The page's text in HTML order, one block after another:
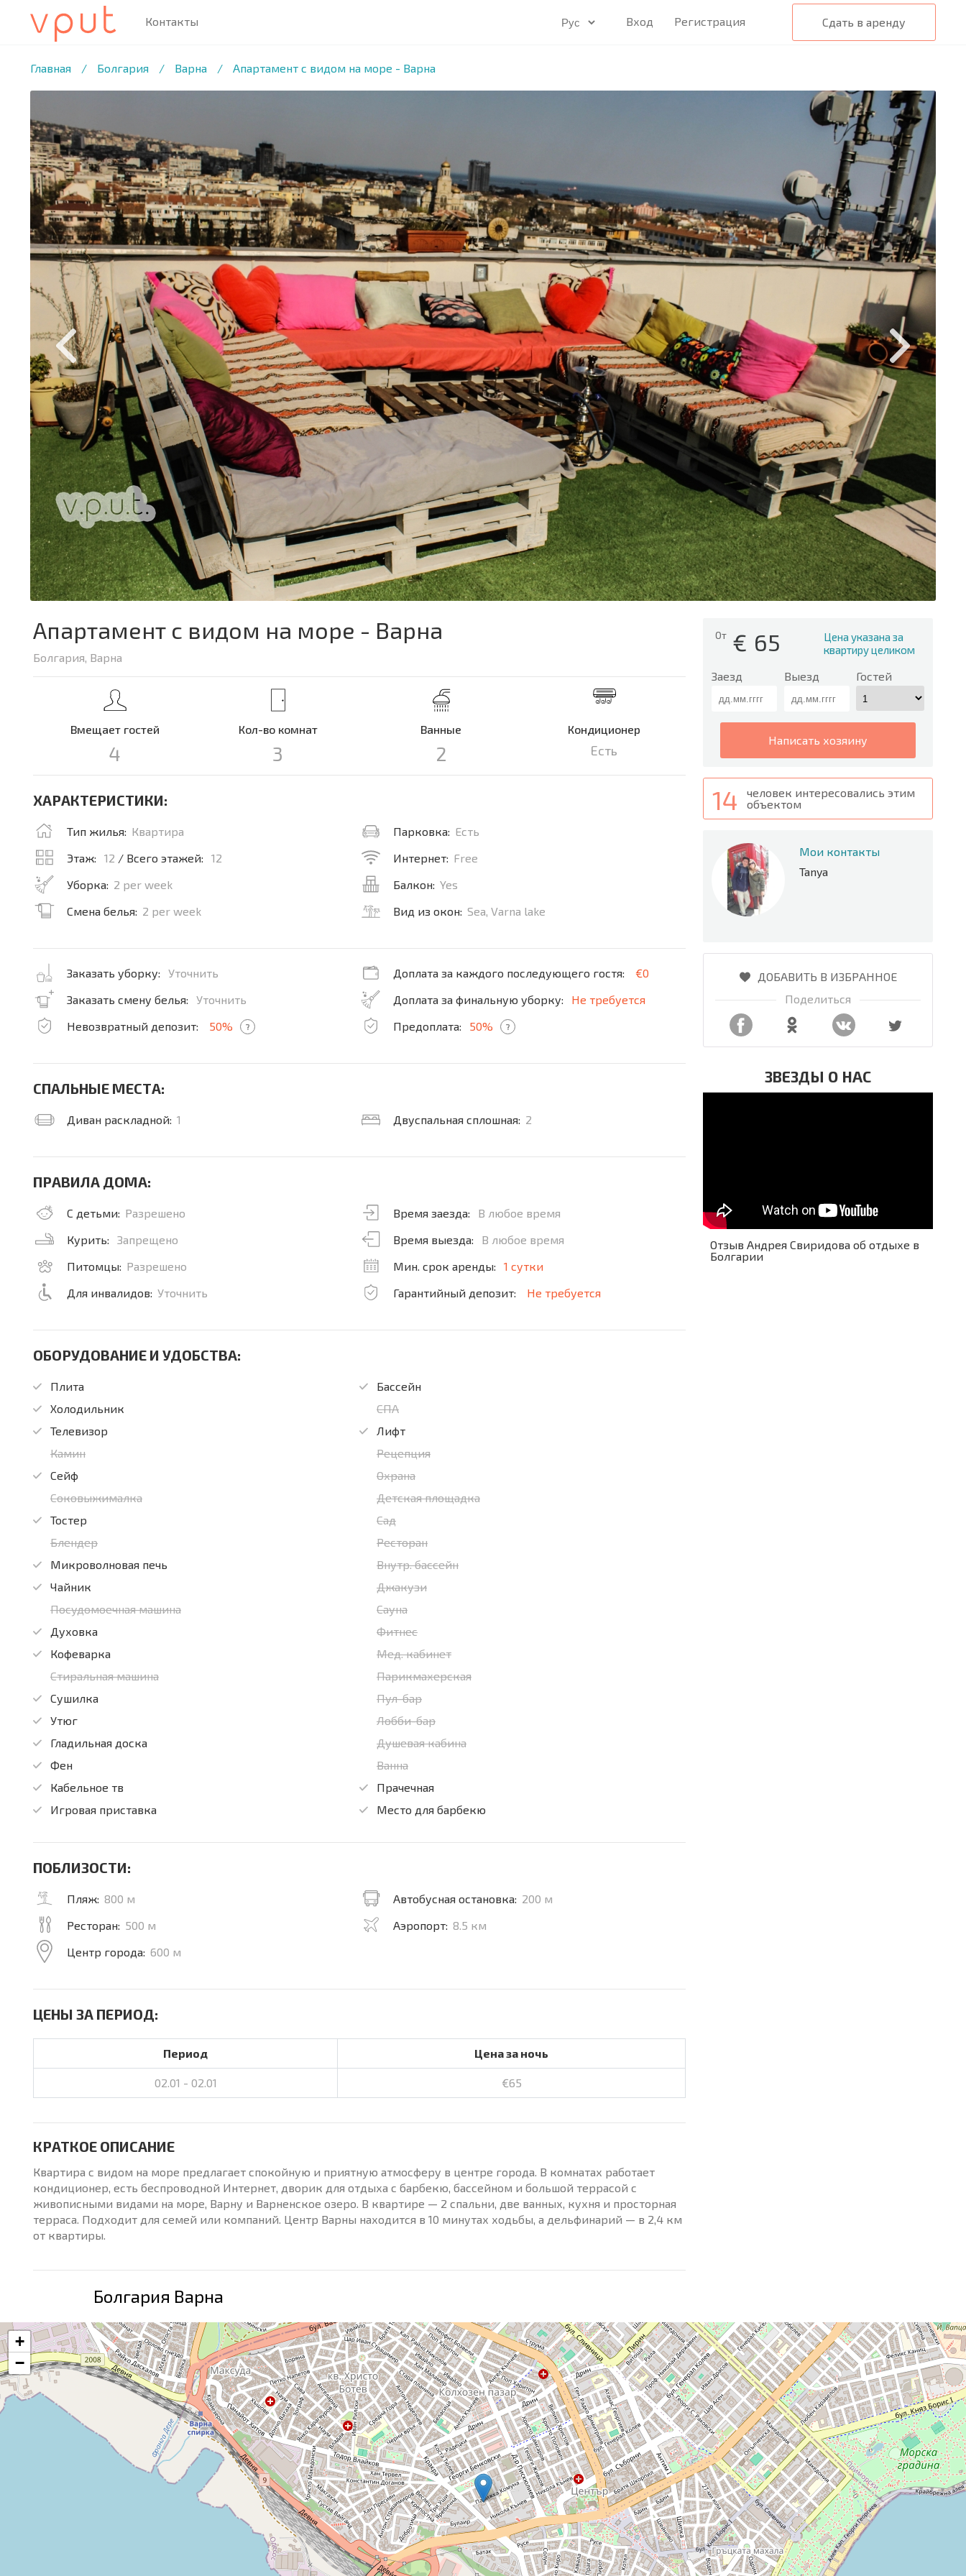
Сдать в аренду
Вход Регистрация
Контакты
Главная / Болгария / Варна / Апартамент с видом на море - Варна
1 /23 ФОТО
От € 65
Цена указана за
квартиру целиком
Заезд Выезд Гостей
написать хозяину
14
человек интересовались этим
объектом
Мои контакты
Tanya
ДОБАВИТЬ В ИЗБРАННОЕ
Поделиться
ЗВЕЗДЫ О НАС
Отзыв Андрея Свиридова об отдыхе в
Болгарии
Апартамент с видом на море - Варна
Болгария, Варна
Вмещает гостей
4
Кол-во комнат
3
Ванные
2
Кондиционер
Есть
ХАРАКТЕРИСТИКИ:
Тип жилья: Квартира
Этаж:
12 / Всего этажей:
12
Уборка: 2 per week
Смена белья: 2 per week
Парковка: Есть
Интернет: Free
Балкон: Yes
Вид из окон: Sea, Varna lake
Заказать уборку:
Уточнить
Заказать смену белья:
Уточнить
Невозвратный депозит:
50% ?
Доплата за каждого последующего гостя:
€0
Доплата за финальную уборку:
Не требуется
Предоплата:
50% ?
СПАЛЬНЫЕ МЕСТА:
Диван раскладной: 1 Двуспальная сплошная: 2
ПРАВИЛА ДОМА:
С детьми: Разрешено
Курить:
Запрещено
Питомцы: Разрешено
Для инвалидов: Уточнить
Время заезда:
В любое время
Время выезда:
В любое время
Мин. срок аренды:
1 сутки
Гарантийный депозит:
Не требуется
ОБОРУДОВАНИЕ И УДОБСТВА:
Плита
Холодильник
Телевизор
Камин
Сейф
Соковыжималка
Тостер
Блендер
Микроволновая печь
Чайник
Посудомоечная машина
Духовка
Кофеварка
Стиральная машина
Сушилка
Утюг
Гладильная доска
Фен
Кабельное тв
Игровая приставка
Бассейн
СПА
Лифт
Рецепция
Охрана
Детская площадка
Сад
Ресторан
Внутр. бассейн
Джакузи
Сауна
Фитнес
Мед. кабинет
Парикмахерская
Пул-бар
Лобби-бар
Душевая кабина
Ванна
Прачечная
Место для барбекю
ПОБЛИЗОСТИ:
Пляж: 800 м
Ресторан: 500 м
Центр города: 600 м
Автобусная остановка: 200 м
Аэропорт: 8.5 км
ЦЕНЫ ЗА ПЕРИОД:
Период Цена за ночь
02.01 - 02.01 €65
КРАТКОЕ ОПИСАНИЕ
Квартира с видом на море предлагает спокойную и приятную атмосферу в центре города. В комнатах работает
кондиционер, есть беспроводной Интернет, дворик для отдыха с барбекю, бассейном и большой террасой с
живописными видами на море, Варну и Варненское озеро. В квартире — 2 спальни, две ванных, кухня и просторная
терраса. Подходит для семей или компаний. Центр Варны находится в 10 минутах ходьбы, а дельфинарий — в 2,4 км
от квартиры.
Болгария Варна
+
−